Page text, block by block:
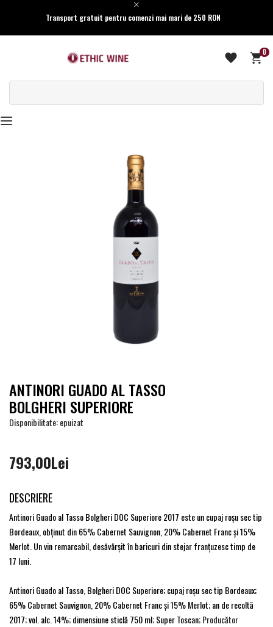
Transport gratuit pentru comenzi mai mari de 250 RON
0
ANTINORI GUADO AL TASSO
BOLGHERI SUPERIORE
Disponibilitate: epuizat
793,00Lei
DESCRIERE
Antinori Guado al Tasso Bolgheri DOC Superiore 2017 este un cupaj roşu sec tip
Bordeaux, obţinut din 65% Cabernet Sauvignon, 20% Cabernet Franc şi 15%
Merlot. Un vin remarcabil, desăvârşit în baricuri din stejar franţuzesc timp de
17 luni.
Antinori Guado al Tasso, Bolgheri DOC Superiore; cupaj roşu sec tip Bordeaux;
65% Cabernet Sauvignon, 20% Cabernet Franc şi 15% Merlot; an de recoltă
2017; vol. alc. 14%; dimensiune sticlă 750 ml; Super Toscan;Producător